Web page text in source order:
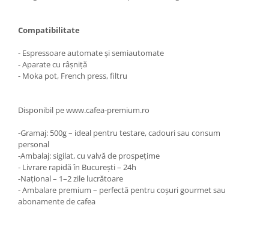
Compatibilitate
- Espressoare automate și semiautomate
- Aparate cu râșniță
- Moka pot, French press, filtru
Disponibil pe www.cafea-premium.ro
-Gramaj: 500g – ideal pentru testare, cadouri sau consum
personal
-Ambalaj: sigilat, cu valvă de prospețime
- Livrare rapidă în București – 24h
-Național – 1–2 zile lucrătoare
- Ambalare premium – perfectă pentru coșuri gourmet sau
abonamente de cafea